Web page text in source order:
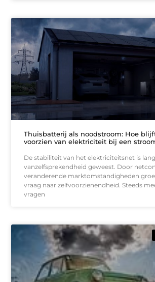
Thuisbatterij als noodstroom: Hoe
voorzien van elektriciteit bij een
De stabiliteit van het elektriciteitsnet is
vanzelfsprekendheid geweest. Door
veranderende marktomstandigheden
vraag naar zelfvoorzienendheid. Steeds
vragen